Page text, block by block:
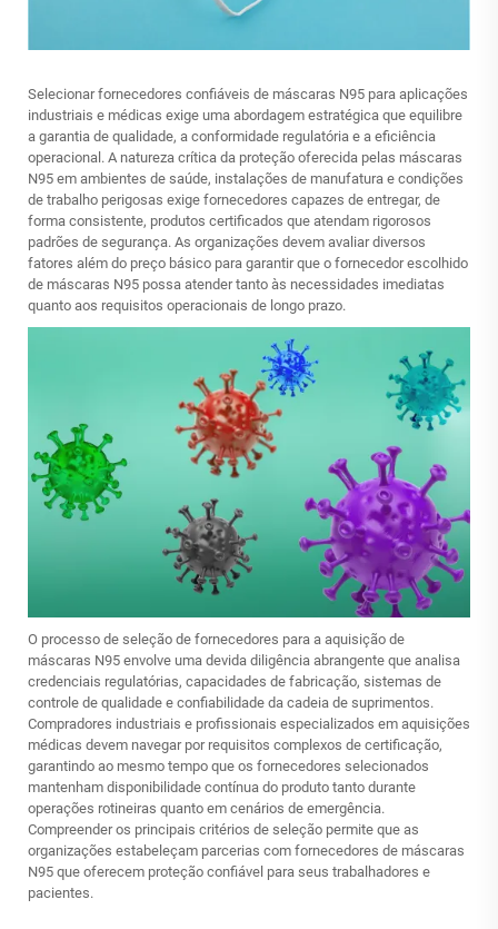
Selecionar fornecedores confiáveis de máscaras N95 para aplicações
industriais e médicas exige uma abordagem estratégica que equilibre
a garantia de qualidade, a conformidade regulatória e a eficiência
operacional. A natureza crítica da proteção oferecida pelas máscaras
N95 em ambientes de saúde, instalações de manufatura e condições
de trabalho perigosas exige fornecedores capazes de entregar, de
forma consistente, produtos certificados que atendam rigorosos
padrões de segurança. As organizações devem avaliar diversos
fatores além do preço básico para garantir que o fornecedor escolhido
de máscaras N95 possa atender tanto às necessidades imediatas
quanto aos requisitos operacionais de longo prazo.
O processo de seleção de fornecedores para a aquisição de
máscaras N95 envolve uma devida diligência abrangente que analisa
credenciais regulatórias, capacidades de fabricação, sistemas de
controle de qualidade e confiabilidade da cadeia de suprimentos.
Compradores industriais e profissionais especializados em aquisições
médicas devem navegar por requisitos complexos de certificação,
garantindo ao mesmo tempo que os fornecedores selecionados
mantenham disponibilidade contínua do produto tanto durante
operações rotineiras quanto em cenários de emergência.
Compreender os principais critérios de seleção permite que as
organizações estabeleçam parcerias com fornecedores de máscaras
N95 que oferecem proteção confiável para seus trabalhadores e
pacientes.